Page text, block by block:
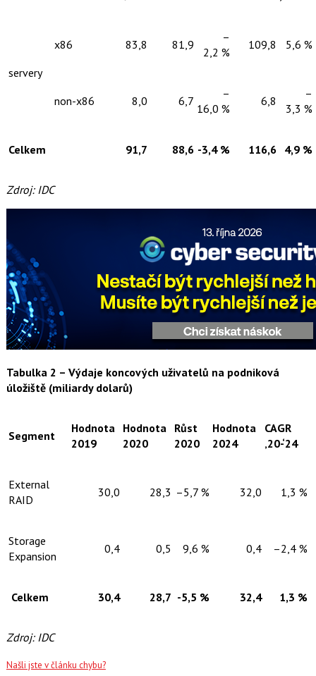
servery
x86 83,8 81,9
–
2,2 %
109,8 5,6 %
non-x86 8,0 6,7
–
16,0 %
6,8
–
3,3 %
Celkem 91,7 88,6 -3,4 % 116,6 4,9 %
Zdroj: IDC
Tabulka 2 – Výdaje koncových uživatelů na podniková
úložiště (miliardy dolarů)
Segment
Hodnota
2019
Hodnota
2020
Růst
2020
Hodnota
2024
CAGR
‚20-‘24
External
RAID
30,0 28,3 –5,7 % 32,0 1,3 %
Storage
Expansion
0,4 0,5 9,6 % 0,4 –2,4 %
Celkem 30,4 28,7 -5,5 % 32,4 1,3 %
Zdroj: IDC
Našli jste v článku chybu?